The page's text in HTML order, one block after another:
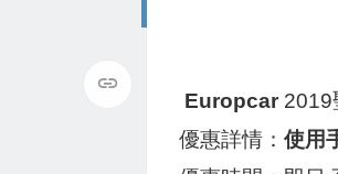
Europcar 2019
優惠詳情： 使用